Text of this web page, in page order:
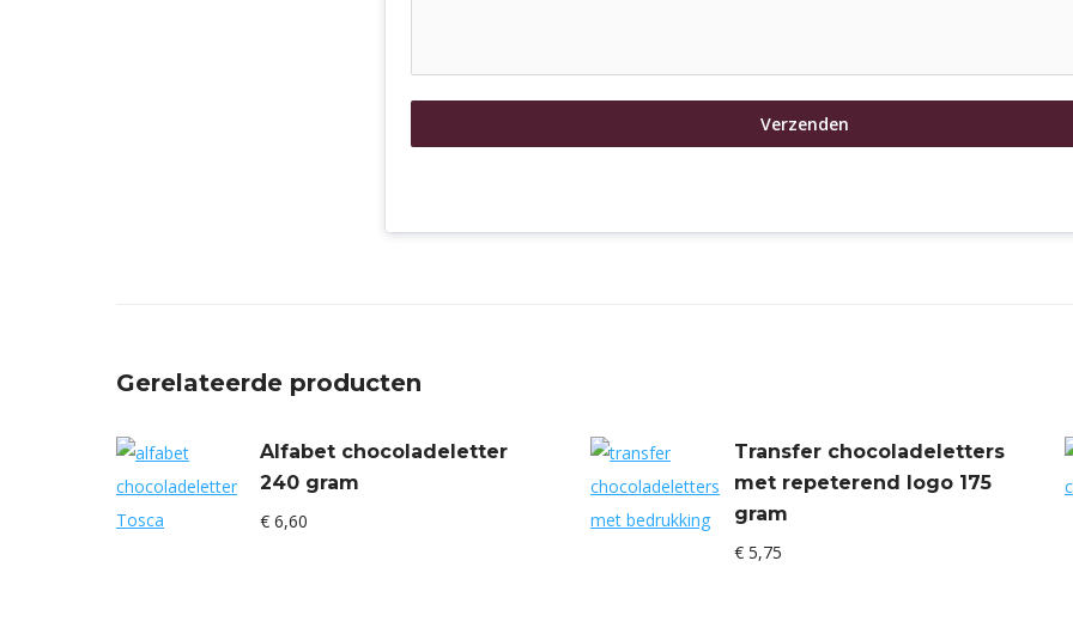
Verzenden
Gerelateerde producten
Alfabet chocoladeletter
240 gram
€ 6,60
Transfer chocoladeletters
met repeterend logo 175
gram
€ 5,75